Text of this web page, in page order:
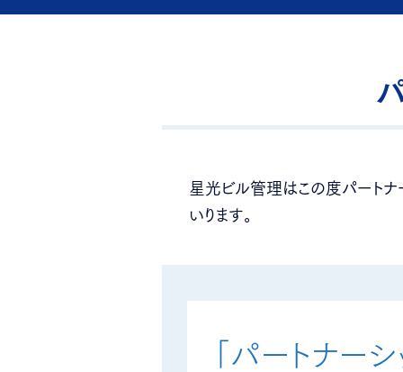
星光ビル管理はこの度パート
いります。
「パートナー